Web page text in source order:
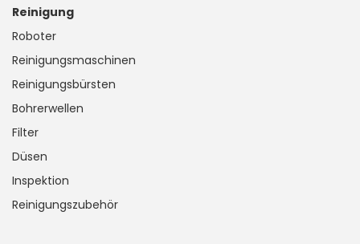
Reinigung
Roboter
Reinigungsmaschinen
Reinigungsbürsten
Bohrerwellen
Filter
Düsen
Inspektion
Reinigungszubehör